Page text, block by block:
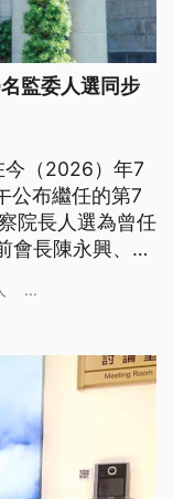
監委人選同步
今（2026）年7
公布繼任的第7
院長人選為曾任
會長陳永興、副
人事同意權，希
...